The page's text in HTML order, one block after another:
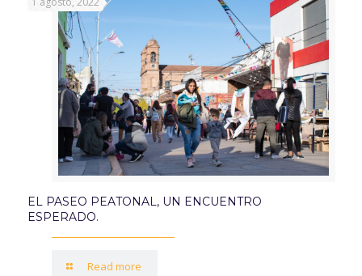
EL PASEO PEATONAL, UN ENCUENTRO
ESPERADO.
Read more